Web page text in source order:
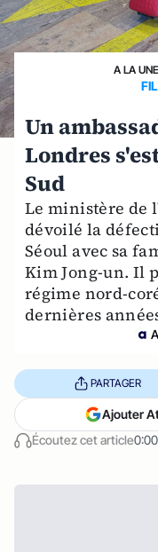
A LA UNE
Un
Londres
Sud
Le ministère de
dévoilé la
Séoul avec sa
Kim Jong-un. Il
régime nord-
dernières
Écoutez cet article
PARTAGER
Ajouter